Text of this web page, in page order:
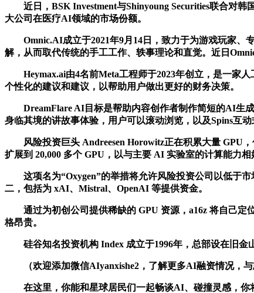
近日，BSK Investment与Shinyoung Securities联合对韩
大公司在医疗AI领域的市场份额。
Omnic.AI成立于2021年9月14日，致力于为游戏玩家、
解，从而取代传统的手工工作、轶事理论和直觉。近日
Heymax.ai由4名前Meta工程师于2023年创立，是一家人
个性化的建议和建议，以帮助用户做出更好的财务决策。
DreamFlare AI目标是帮助内容创作者制作简短的AI生成
身临其境的讲故事体验，用户可以滚动浏览，以及Spins互
风险投资巨头 Andreesen Horowitz正在积累大量 GPU，
扩展到 20,000 多个 GPU，以与主要 AI 实验室的计算能力相
这项名为“Oxygen”的举措将允许风险投资公司以低于市
二，包括为 xAI、Mistral、OpenAI 等提供资金。
通过为初创公司提供稀缺的 GPU 资源，a16z 将自己定
格昂贵。
硅谷知名投资机构 Index 成立于1996年，总部设在旧金
（欢迎添加微信AIyanxishe2，了解更多AI融资情况，与
在这里，你能和星球居民们一起畅谈AI、碰撞灵感，你